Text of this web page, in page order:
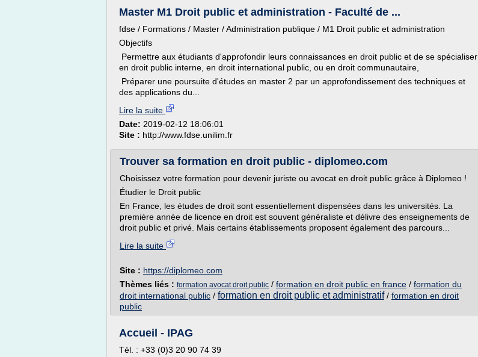
Master M1 Droit public et administration - Faculté de ...
fdse / Formations / Master / Administration publique / M1 Droit public et administration
Objectifs
Permettre aux étudiants d'approfondir leurs connaissances en droit public et de se spécialiser
en droit public interne, en droit international public, ou en droit communautaire,
Préparer une poursuite d'études en master 2 par un approfondissement des techniques et
des applications du...
Lire la suite
Date: 2019-02-12 18:06:01
Site : http://www.fdse.unilim.fr
Trouver sa formation en droit public - diplomeo.com
Choisissez votre formation pour devenir juriste ou avocat en droit public grâce à Diplomeo !
Étudier le Droit public
En France, les études de droit sont essentiellement dispensées dans les universités. La
première année de licence en droit est souvent généraliste et délivre des enseignements de
droit public et privé. Mais certains établissements proposent également des parcours...
Lire la suite
Site : https://diplomeo.com
Thèmes liés : formation avocat droit public / formation en droit public en france / formation du
droit international public / formation en droit public et administratif/ formation en droit
public
Accueil - IPAG
Tél. : +33 (0)3 20 90 74 39